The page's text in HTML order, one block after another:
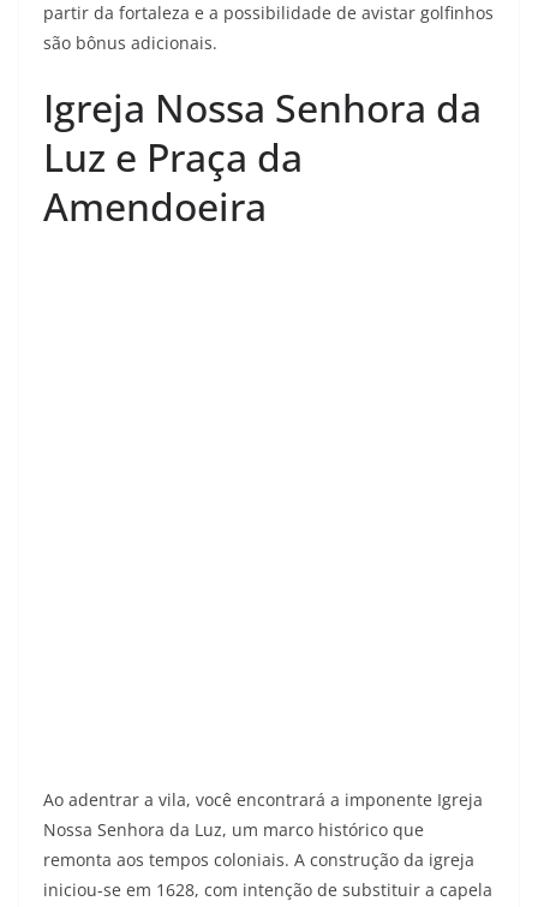
partir da fortaleza e a possibilidade de avistar golfinhos
são bônus adicionais.
Igreja Nossa Senhora da
Luz e Praça da
Amendoeira
Ao adentrar a vila, você encontrará a imponente Igreja
Nossa Senhora da Luz, um marco histórico que
remonta aos tempos coloniais. A construção da igreja
iniciou-se em 1628, com intenção de substituir a capela